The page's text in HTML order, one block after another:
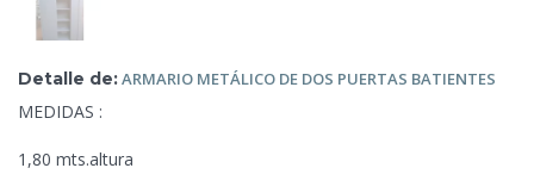
Detalle de:ARMARIO METÁLICO DE DOS PUERTAS BATIENTES
MEDIDAS :
1,80 mts.altura